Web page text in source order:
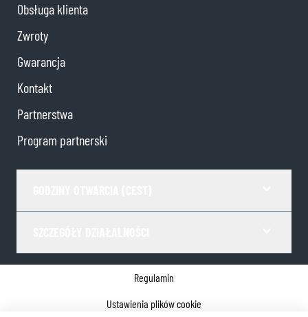
Obsługa klienta
Zwroty
Gwarancja
Kontakt
Partnerstwa
Program partnerski
Regulamin
Ustawienia plików cookie